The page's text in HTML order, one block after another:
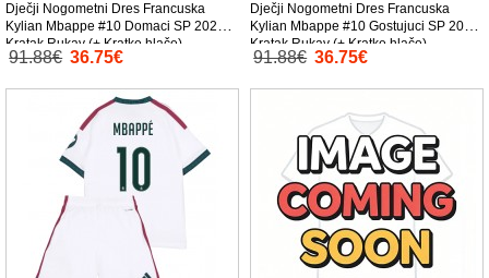
Dječji Nogometni Dres Francuska
Kylian Mbappe #10 Domaci SP 2026
Kratak Rukav (+ Kratke hlače)
91.88€ 36.75€
Dječji Nogometni Dres Francuska
Kylian Mbappe #10 Gostujuci SP 2026
Kratak Rukav (+ Kratke hlače)
91.88€ 36.75€